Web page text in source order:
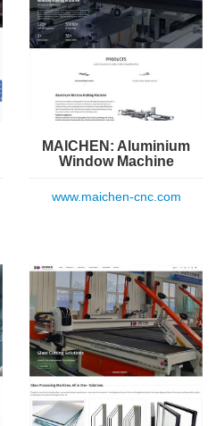
MAICHEN: Aluminium
Window Machine
www.maichen-cnc.com